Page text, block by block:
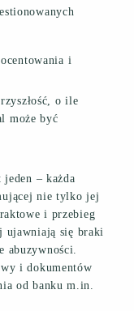
i
o ile
może być
– każda
nie tylko jej
i przebieg
ujawniają się braki
abuzywności.
i dokumentów
od banku m.in.